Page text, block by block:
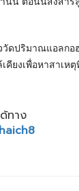
วัดปริมาณแอลก
ยงเพื่อหาสาเห
ทาง